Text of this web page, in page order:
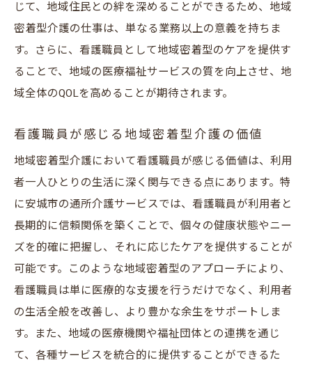
じて、地域住民との絆を深めることができるため、地域
密着型介護の仕事は、単なる業務以上の意義を持ちま
す。さらに、看護職員として地域密着型のケアを提供す
ることで、地域の医療福祉サービスの質を向上させ、地
域全体のQOLを高めることが期待されます。
看護職員が感じる地域密着型介護の価値
地域密着型介護において看護職員が感じる価値は、利用
者一人ひとりの生活に深く関与できる点にあります。特
に安城市の通所介護サービスでは、看護職員が利用者と
長期的に信頼関係を築くことで、個々の健康状態やニー
ズを的確に把握し、それに応じたケアを提供することが
可能です。このような地域密着型のアプローチにより、
看護職員は単に医療的な支援を行うだけでなく、利用者
の生活全般を改善し、より豊かな余生をサポートしま
す。また、地域の医療機関や福祉団体との連携を通じ
て、各種サービスを統合的に提供することができるた